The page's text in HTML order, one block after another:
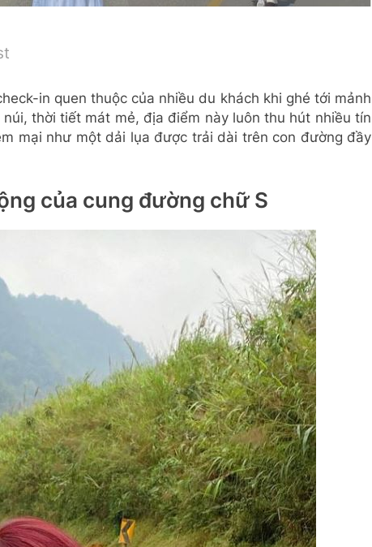
in quen thuộc của nhiều du khách khi ghé tới mảnh
thời tiết mát mẻ, địa điểm này luôn thu hút nhiều tín
mại như một dải lụa được trải dài trên con đường đầy
của cung đường chữ S